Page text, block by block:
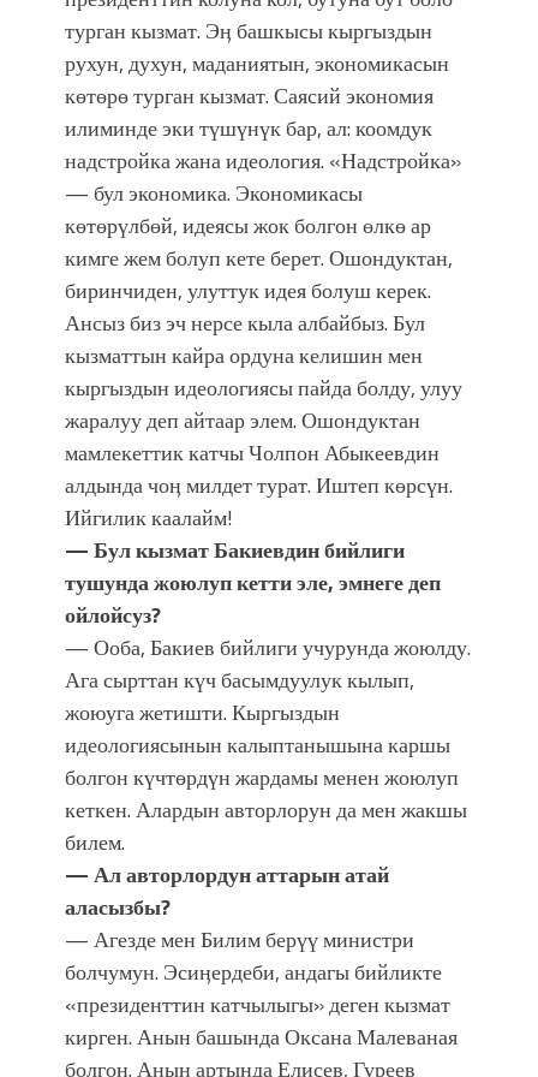
турган кызмат. Эӊ башкысы кыргыздын
рухун, духун, маданиятын, экономикасын
көтөрө турган кызмат. Саясий экономия
илиминде эки түшүнүк бар, ал: коомдук
надстройка жана идеология. «Надстройка»
— бул экономика. Экономикасы
көтөрүлбөй, идеясы жок болгон өлкө ар
кимге жем болуп кете берет. Ошондуктан,
биринчиден, улуттук идея болуш керек.
Ансыз биз эч нерсе кыла албайбыз. Бул
кызматтын кайра ордуна келишин мен
кыргыздын идеологиясы пайда болду, улуу
жаралуу деп айтаар элем. Ошондуктан
мамлекеттик катчы Чолпон Абыкеевдин
алдында чоӊ милдет турат. Иштеп көрсүн.
Ийгилик каалайм!
— Бул кызмат Бакиевдин бийлиги
тушунда жоюлуп кетти эле, эмнеге деп
ойлойсуз?
— Ооба, Бакиев бийлиги учурунда жоюлду.
Ага сырттан күч басымдуулук кылып,
жоюуга жетишти. Кыргыздын
идеологиясынын калыптанышына каршы
болгон күчтөрдүн жардамы менен жоюлуп
кеткен. Алардын авторлорун да мен жакшы
билем.
— Ал авторлордун аттарын атай
аласызбы?
— Агезде мен Билим берүү министри
болчумун. Эсиӊердеби, андагы бийликте
«президенттин катчылыгы» деген кызмат
кирген. Анын башында Оксана Малеваная
болгон. Анын артында Елисев, Гуреев